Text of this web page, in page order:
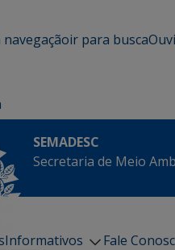
ir para busca
SEMADESC
Secretaria de Meio
Informativos
Fale